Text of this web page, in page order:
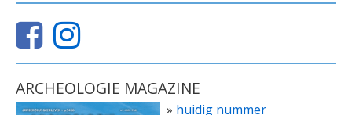
ARCHEOLOGIE MAGAZINE
» huidig nummer